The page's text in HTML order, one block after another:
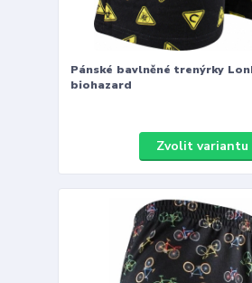
Pánské bavlněné trenýrky
biohazard
Zvolit variantu